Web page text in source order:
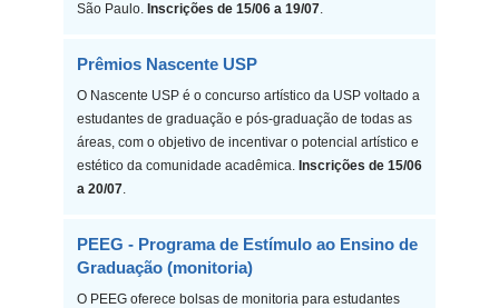
São Paulo.Inscrições de 15/06 a 19/07.
Prêmios Nascente USP
O Nascente USP é o concurso artístico da USP voltado a
estudantes de graduação e pós-graduação de todas as
áreas, com o objetivo de incentivar o potencial artístico e
estético da comunidade acadêmica. Inscrições de 15/06
a 20/07.
PEEG - Programa de Estímulo ao Ensino de
Graduação (monitoria)
O PEEG oferece bolsas de monitoria para estudantes